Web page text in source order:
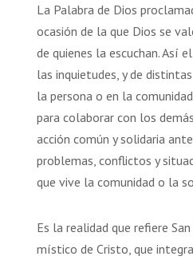
La Palabra de Dios
ocasión de la que Dios se
de quienes la escuchan. Así
las inquietudes, y de
la persona o en la
para colaborar con los
acción común y solidaria
problemas, conflictos y
que vive la comunidad o la
Es la realidad que refiere
místico de Cristo, que